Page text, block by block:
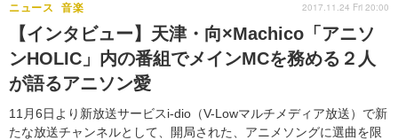
グッズ イベント
声優
舞台 新帝スタ
ラキりす
連載マンガ一覧 連載一覧
番組・動画
番組・動画一覧 ラジオ
動画
連載・ブログ
連載・ブログ一覧
編集部ブログ・お知らせ
【インタビュー】天津・向×Machico「アニソ
ンHOLIC」内の番組でメインMCを務める２人
が語るアニソン愛
11月6日より新放送サービスi-dio（V-Lowマルチメディア放送）で新
たな放送チャンネルとして、開局された、アニメソングに選曲を限
ニュース 音楽 2017.11.24 Fri 20:00